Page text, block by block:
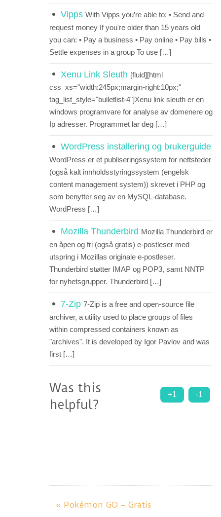
Vipps With Vipps you’re able to: • Send and
request money If you're older than 15 years old
you can: • Pay a business • Pay online • Pay bills •
Settle expenses in a group To use […]
Xenu Link Sleuth [fluid][html
css_xs="width:245px;margin-right:10px;"
tag_list_style="bulletlist-4"]Xenu link sleuth er en
windows programvare for analyse av domenere og
Ip adresser. Programmet lar deg […]
WordPress installering og brukerguide
WordPress er et publiseringssystem for nettsteder
(også kalt innholdsstyringssystem (engelsk
content management system)) skrevet i PHP og
som benytter seg av en MySQL-database.
WordPress […]
Mozilla Thunderbird Mozilla Thunderbird er
en åpen og fri (også gratis) e-postleser med
utspring i Mozillas originale e-postleser.
Thunderbird støtter IMAP og POP3, samt NNTP
for nyhetsgrupper. Thunderbird […]
7-Zip 7-Zip is a free and open-source file
archiver, a utility used to place groups of files
within compressed containers known as
"archives". It is developed by Igor Pavlov and was
first […]
Was this
helpful?
+1 -1
« Pokémon GO – Gratis